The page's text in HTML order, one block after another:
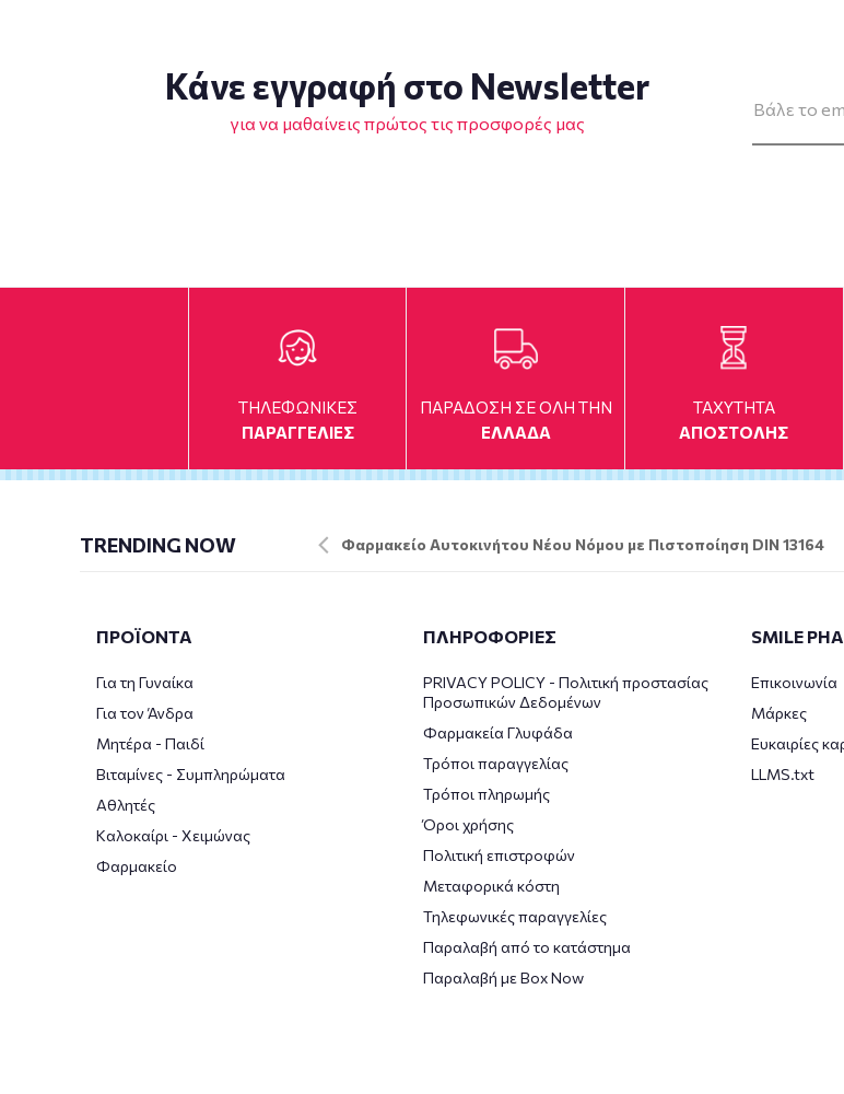
Κάνε εγγραφή στο Newsletter
για να μαθαίνεις πρώτος τις προσφορές μας
ΤΗΛΕΦΩΝΙΚΕΣ
ΠΑΡΑΓΓΕΛΙΕΣ
ΠΑΡΑΔΟΣΗ ΣΕ ΟΛΗ ΤΗΝ
ΕΛΛΑΔΑ
TAXYTHTA
ΑΠΟΣΤΟΛΗΣ
TRENDING NOW Φαρμακείο Αυτοκινήτου Νέου Νόμου με Πιστοποίηση DIN 13164
ΠΡΟΪΟΝΤΑ
Για τη Γυναίκα
Για τον Άνδρα
Μητέρα - Παιδί
Βιταμίνες - Συμπληρώματα
Αθλητές
Καλοκαίρι - Χειμώνας
Φαρμακείο
ΠΛΗΡΟΦΟΡΙΕΣ
PRIVACY POLICY - Πολιτική προστασίας
Προσωπικών Δεδομένων
Φαρμακεία Γλυφάδα
Τρόποι παραγγελίας
Τρόποι πληρωμής
Όροι χρήσης
Πολιτική επιστροφών
Μεταφορικά κόστη
Τηλεφωνικές παραγγελίες
Παραλαβή από το κατάστημα
Παραλαβή με Box Now
SMILE
Επικοινωνία
Μάρκες
Ευκαιρίες
LLMS.txt